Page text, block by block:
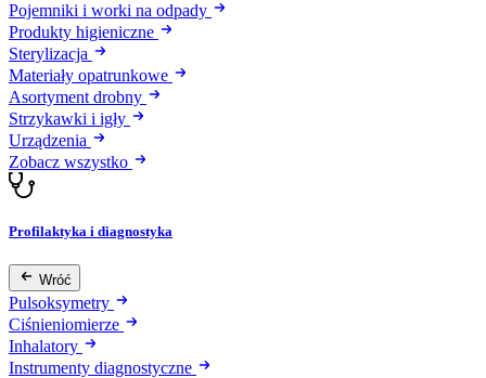
Pojemniki i worki na odpady
Produkty higieniczne
Sterylizacja
Materiały opatrunkowe
Asortyment drobny
Strzykawki i igły
Urządzenia
Zobacz wszystko
Profilaktyka i diagnostyka
Wróć
Pulsoksymetry
Ciśnieniomierze
Inhalatory
Instrumenty diagnostyczne